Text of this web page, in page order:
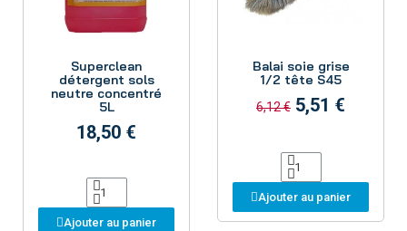
Superclean
détergent sols
neutre concentré
5L
18,50 €
Ajouter au panier
Balai soie grise
1/2 tête S45
6,12 € 5,51 €
Ajouter au panier